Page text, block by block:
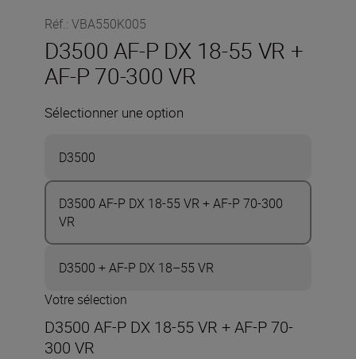
Réf.: VBA550K005
D3500 AF-P DX 18-55 VR +
AF-P 70-300 VR
Sélectionner une option
D3500
D3500 AF-P DX 18-55 VR + AF-P 70-300
VR
D3500 + AF-P DX 18–55 VR
Votre sélection
D3500 AF-P DX 18-55 VR + AF-P 70-
300 VR